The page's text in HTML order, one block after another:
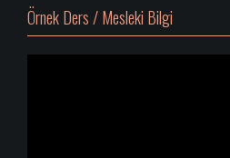
Örnek Ders / Mesleki Bilgi